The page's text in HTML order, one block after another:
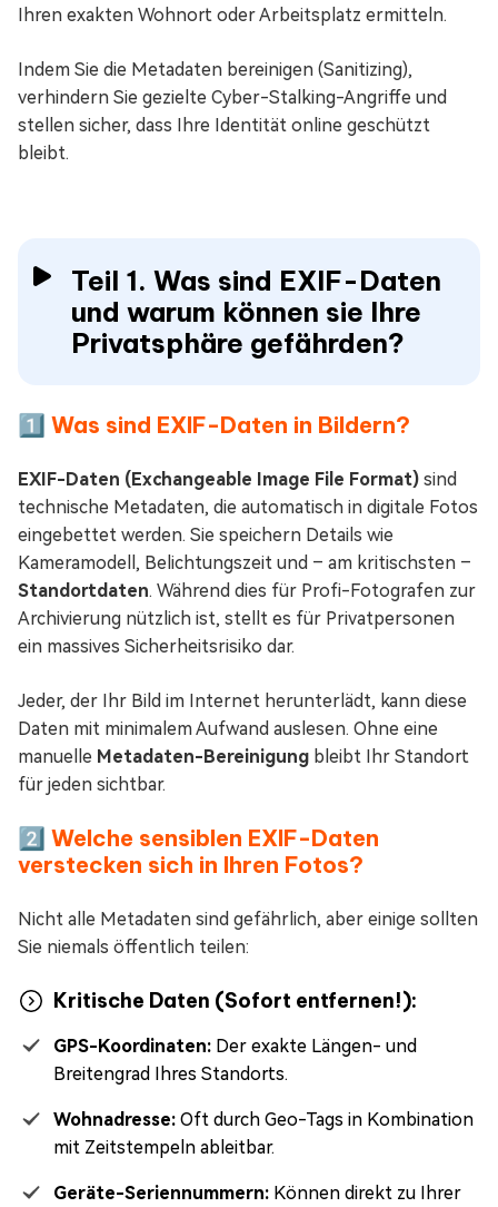
Ihren exakten Wohnort oder Arbeitsplatz ermitteln.
Indem Sie die Metadaten bereinigen (Sanitizing),
verhindern Sie gezielte Cyber-Stalking-Angriffe und
stellen sicher, dass Ihre Identität online geschützt
bleibt.
Teil 1. Was sind EXIF-Daten
und warum können sie Ihre
Privatsphäre gefährden?
1️⃣ Was sind EXIF-Daten in Bildern?
EXIF-Daten (Exchangeable Image File Format) sind
technische Metadaten, die automatisch in digitale Fotos
eingebettet werden. Sie speichern Details wie
Kameramodell, Belichtungszeit und – am kritischsten –
Standortdaten. Während dies für Profi-Fotografen zur
Archivierung nützlich ist, stellt es für Privatpersonen
ein massives Sicherheitsrisiko dar.
Jeder, der Ihr Bild im Internet herunterlädt, kann diese
Daten mit minimalem Aufwand auslesen. Ohne eine
manuelle Metadaten-Bereinigung bleibt Ihr Standort
für jeden sichtbar.
2️⃣ Welche sensiblen EXIF-Daten
verstecken sich in Ihren Fotos?
Nicht alle Metadaten sind gefährlich, aber einige sollten
Sie niemals öffentlich teilen:
Kritische Daten (Sofort entfernen!):
GPS-Koordinaten: Der exakte Längen- und
Breitengrad Ihres Standorts.
Wohnadresse: Oft durch Geo-Tags in Kombination
mit Zeitstempeln ableitbar.
Geräte-Seriennummern: Können direkt zu Ihrer